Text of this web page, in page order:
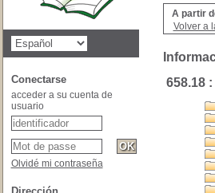
A partir
Volver a
658.18
Conectarse
acceder a su cuenta de
usuario
Olvidé mi contraseña